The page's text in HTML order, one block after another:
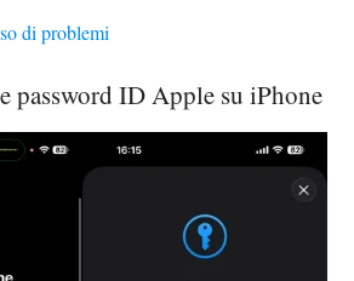
di problemi
password ID Apple su iPhone